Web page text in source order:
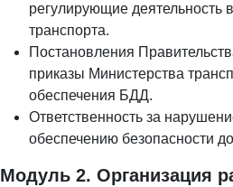
регулирующие деятельность
транспорта.
Постановления
приказы Министерства
обеспечения БДД.
Ответственность за
обеспечению безопасности
Модуль 2. Организация